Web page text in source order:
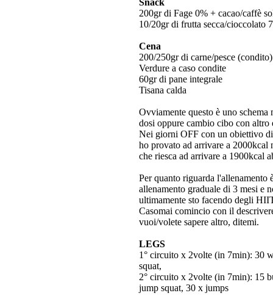
Snack
200gr di Fage 0% + cacao/caffè
10/20gr di frutta secca/cioccolato
Cena
200/250gr di carne/pesce
Verdure a caso condite
60gr di pane integrale
Tisana calda
Ovviamente questo è uno
dosi oppure cambio cibo con altro
Nei giorni OFF con un obiettivo
ho provato ad arrivare a 2000kcal
che riesca ad arrivare a 1900kcal
Per quanto riguarda l'allenamento
allenamento graduale di 3 mesi e
ultimamente sto facendo degli
Casomai comincio con il
vuoi/volete sapere altro, ditemi.
LEGS
1° circuito x 2volte (in 7min): 30
squat,
2° circuito x 2volte (in 7min): 15
jump squat, 30 x jumps